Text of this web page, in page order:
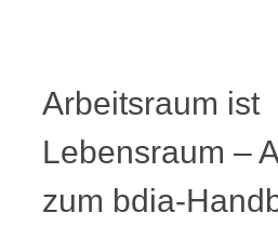
Arbeitsraum ist
Lebensraum –
zum bdia-